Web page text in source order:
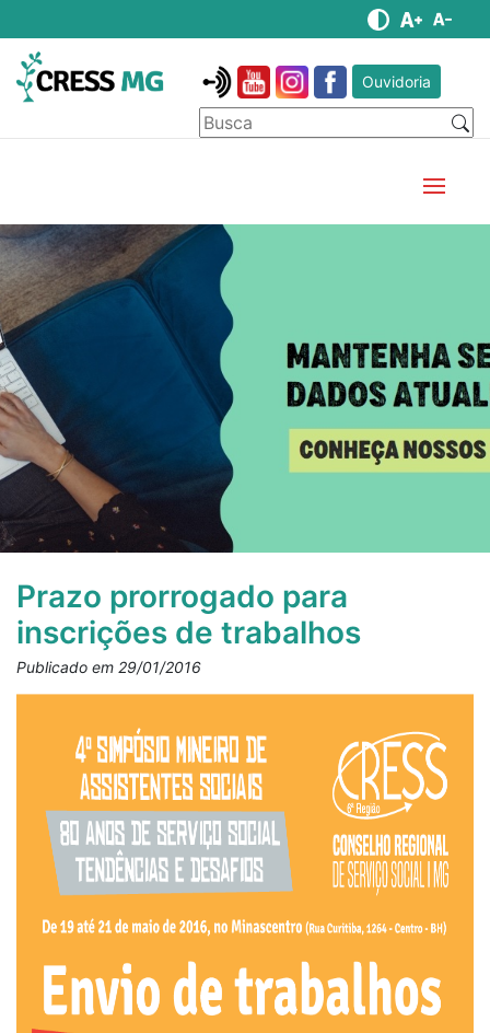
Ouvidoria
Prazo prorrogado para
inscrições de trabalhos
Publicado em 29/01/2016